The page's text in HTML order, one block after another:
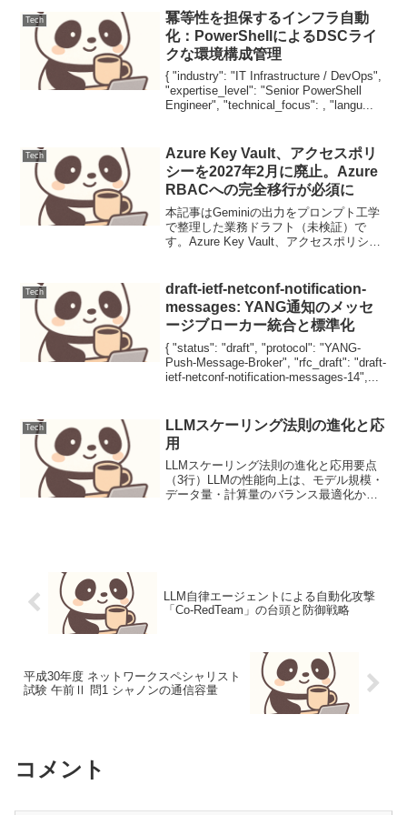
ーマンエラーを排除し、組織変更や大規
模プロ...
Tech
冪等性を担保するインフラ自動
化：PowerShellによるDSCライ
クな環境構成管理
{ "industry": "IT Infrastructure / DevOps",
"expertise_level": "Senior PowerShell
Engineer", "technical_focus": , "langu...
Tech
Azure Key Vault、アクセスポリ
シーを2027年2月に廃止。Azure
RBACへの完全移行が必須に
本記事はGeminiの出力をプロンプト工学
で整理した業務ドラフト（未検証）で
す。Azure Key Vault、アクセスポリシー
Vau...
Tech
draft-ietf-netconf-notification-
messages: YANG通知のメッセ
ージブローカー統合と標準化
{ "status": "draft", "protocol": "YANG-
Push-Message-Broker", "rfc_draft": "draft-
ietf-netconf-notification-messages-14",...
Tech
LLMスケーリング法則の進化と応
用
LLMスケーリング法則の進化と応用要点
（3行）LLMの性能向上は、モデル規模・
データ量・計算量のバランス最適化か
LLM自律エージェントによる自動化攻撃
「Co-RedTeam」の台頭と防御戦略
平成30年度 ネットワークスペシャリスト
試験 午前Ⅱ 問1 シャノンの通信容量
コメント